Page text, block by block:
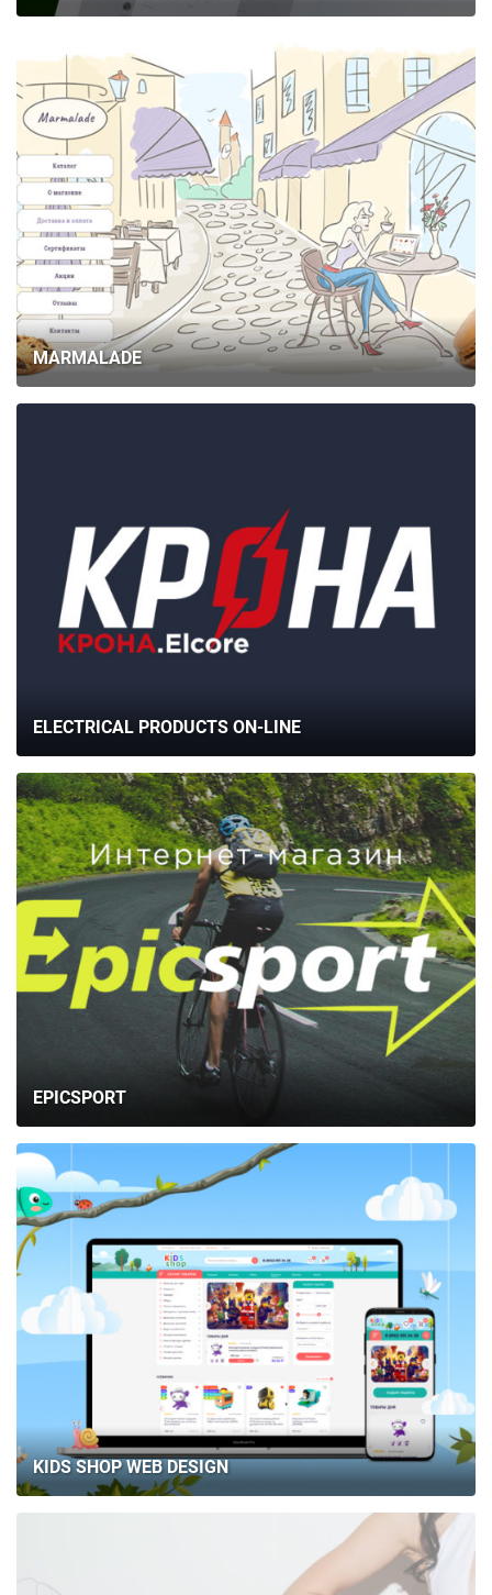
MARMALADE
ELECTRICAL PRODUCTS ON-LINE
EPICSPORT
KIDS SHOP WEB DESIGN